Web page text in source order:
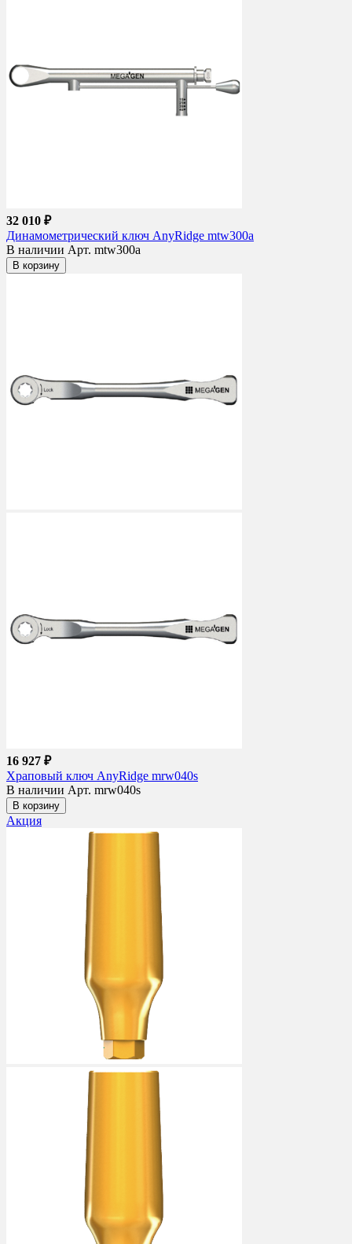
32 010 ₽
Динамометрический ключ AnyRidge mtw300a
В наличии Арт. mtw300a
В корзину
16 927 ₽
Храповый ключ AnyRidge mrw040s
В наличии Арт. mrw040s
В корзину
Акция